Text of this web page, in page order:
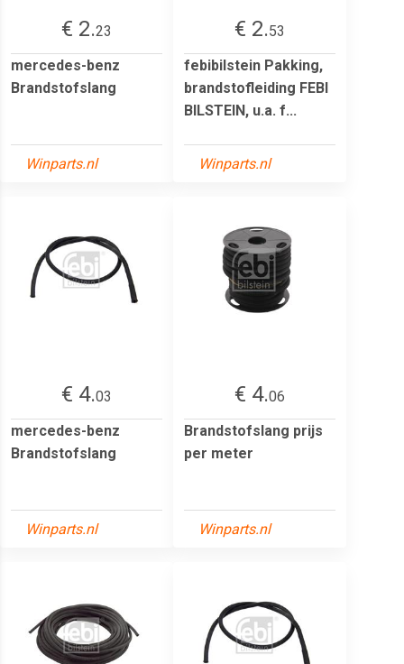
€ 2.23
mercedes-benz
Brandstofslang
Winparts.nl
€ 2.53
febibilstein Pakking,
brandstofleiding FEBI
BILSTEIN, u.a. f...
Winparts.nl
€ 4.03
mercedes-benz
Brandstofslang
Winparts.nl
€ 4.06
Brandstofslang prijs
per meter
Winparts.nl